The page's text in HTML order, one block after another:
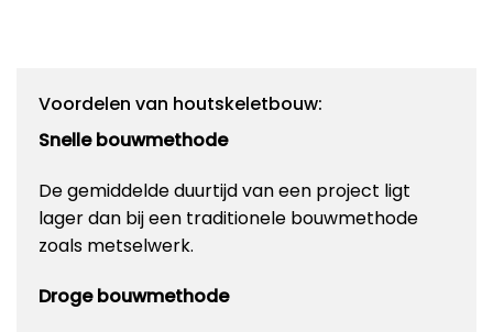
Voordelen van houtskeletbouw:
Snelle bouwmethode
De gemiddelde duurtijd van een project ligt
lager dan bij een traditionele bouwmethode
zoals metselwerk.
Droge bouwmethode